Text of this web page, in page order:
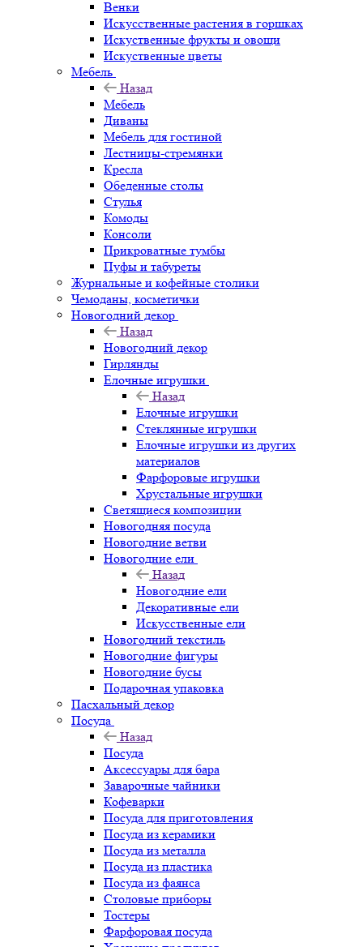
Венки
Искусственные растения в горшках
Искуственные фрукты и овощи
Искуственные цветы
Мебель
Назад
Мебель
Диваны
Мебель для гостиной
Лестницы-стремянки
Кресла
Обеденные столы
Стулья
Комоды
Консоли
Прикроватные тумбы
Пуфы и табуреты
Журнальные и кофейные столики
Чемоданы, косметички
Новогодний декор
Назад
Новогодний декор
Гирлянды
Елочные игрушки
Назад
Елочные игрушки
Стеклянные игрушки
Елочные игрушки из других
материалов
Фарфоровые игрушки
Хрустальные игрушки
Светящиеся композиции
Новогодняя посуда
Новогодние ветви
Новогодние ели
Назад
Новогодние ели
Декоративные ели
Искусственные ели
Новогодний текстиль
Новогодние фигуры
Новогодние бусы
Подарочная упаковка
Пасхальный декор
Посуда
Назад
Посуда
Аксессуары для бара
Заварочные чайники
Кофеварки
Посуда для приготовления
Посуда из керамики
Посуда из металла
Посуда из пластика
Посуда из фаянса
Столовые приборы
Тостеры
Фарфоровая посуда